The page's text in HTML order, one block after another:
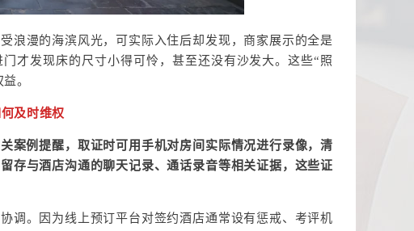
浪漫的海滨风光，可实际入住后却发现，商家展示的全是
才发现床的尺寸小得可怜，甚至还没有沙发大。这些“照
。
及时维权
案例提醒，取证时可用手机对房间实际情况进行录像，清
存与酒店沟通的聊天记录、通话录音等相关证据，这些证
调。因为线上预订平台对签约酒店通常设有惩戒、考评机